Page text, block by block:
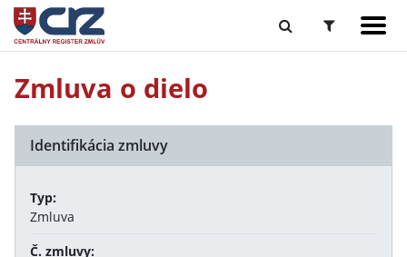
Zmluva o dielo
Identifikácia zmluvy
Typ:
Zmluva
Č. zmluvy: